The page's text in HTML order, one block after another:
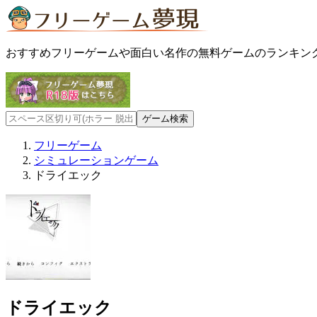
おすすめフリーゲームや面白い名作の無料ゲームのランキン
フリーゲーム
シミュレーションゲーム
ドライエック
ドライエック